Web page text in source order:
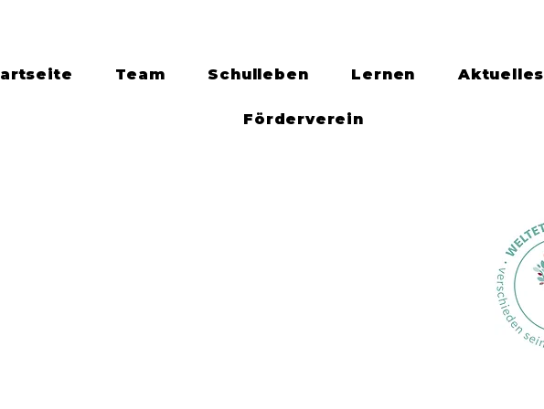
Team Schulleben Lernen Aktuelles
Förderverein